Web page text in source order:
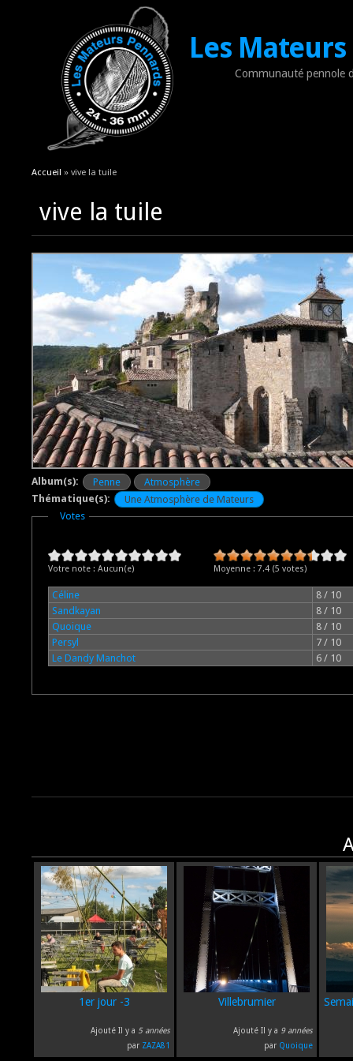
Les
Communauté pennole
Vous êtes ici
Accueil » vive la tuile
vive la tuile
Album(s): Penne
Atmosphère
Thématique(s):
Une Atmosphère de Mateurs
Masquer
Votes
Votre note : Aucun(e) Moyenne : 7.4 (5 votes)
Céline
8 / 10
Sandkayan
8 / 10
Quoique
8 / 10
Persyl
7 / 10
Le Dandy Manchot
6 / 10
1er jour -3
Ajouté Il y a 5 années
par ZAZA81
Villebrumier
Ajouté Il y a 9 années
par Quoique